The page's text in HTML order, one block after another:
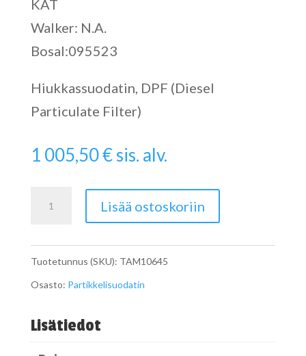
KAT
Walker: N.A.
Bosal:095523
Hiukkassuodatin, DPF (Diesel
Particulate Filter)
1 005,50€sis. alv.
määrä
Lisää ostoskoriin
Tuotetunnus (SKU): TAM10645
Osasto: Partikkelisuodatin
Lisätiedot